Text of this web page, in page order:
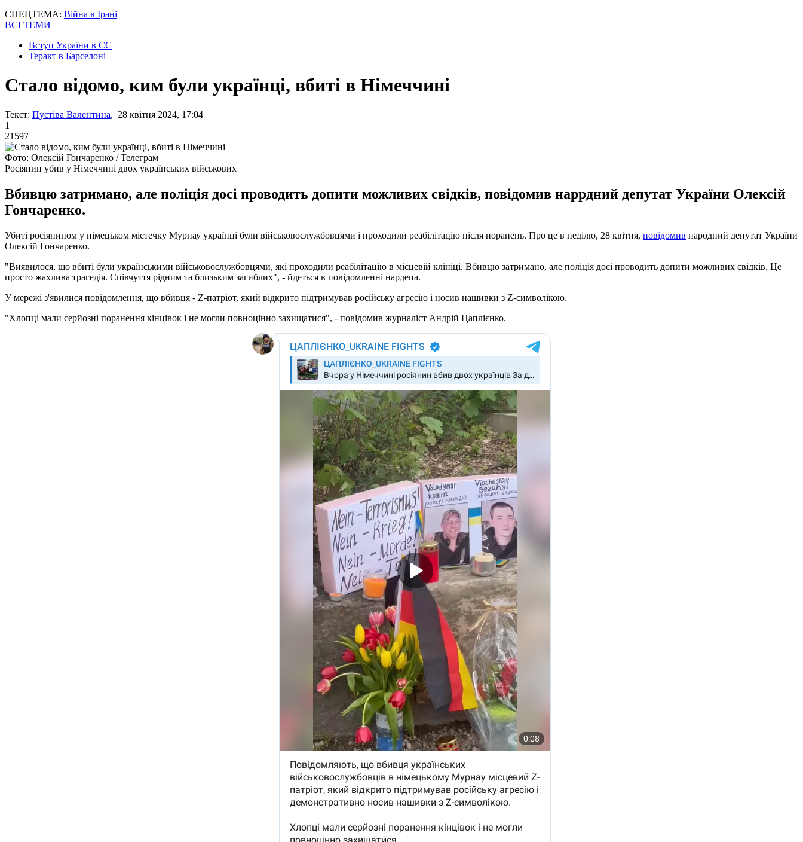
СПЕЦТЕМА: Війна в Ірані
ВСІ ТЕМИ
Вступ України в ЄС
Теракт в Барселоні
Стало відомо, ким були українці, вбиті в Німеччині
Текст: Пустіва Валентина, 28 квітня 2024, 17:04
1
21597
Фото: Олексій Гончаренко / Телеграм
Росіянин убив у Німеччині двох українських військових
Вбивцю затримано, але поліція досі проводить допити можливих свідків, повідомив наррдний депутат України Олексій
Гончаренко.
Убиті росіянином у німецьком містечку Мурнау українці були військовослужбовцями і проходили реабілітацію після поранень. Про це в неділю, 28 квітня, повідомив народний депутат України
Олексій Гончаренко.
"Виявилося, що вбиті були українськими військовослужбовцями, які проходили реабілітацію в місцевій клініці. Вбивцю затримано, але поліція досі проводить допити можливих свідків. Це
просто жахлива трагедія. Співчуття рідним та близьким загиблих", - йдеться в повідомленні нардепа.
У мережі з'явилися повідомлення, що вбивця - Z-патріот, який відкрито підтримував російську агресію і носив нашивки з Z-символікою.
"Хлопці мали серйозні поранення кінцівок і не могли повноцінно захищатися", - повідомив журналіст Андрій Цаплієнко.